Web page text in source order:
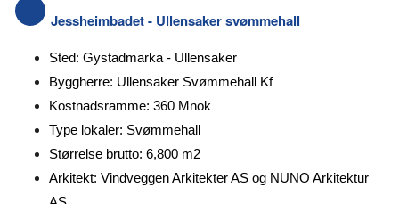
Jessheimbadet - Ullensaker svømmehall
Sted: Gystadmarka - Ullensaker
Byggherre: Ullensaker Svømmehall Kf
Kostnadsramme: 360 Mnok
Type lokaler: Svømmehall
Størrelse brutto: 6,800 m2
Arkitekt: Vindveggen Arkitekter AS og NUNO Arkitektur